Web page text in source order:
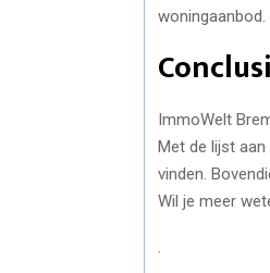
woningaanbod.
ImmoWelt
Met de lijst
vinden.
Wil je meer